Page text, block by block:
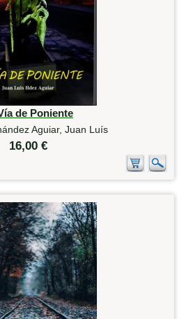
de Poniente
Aguiar, Juan Luís
16,00 €